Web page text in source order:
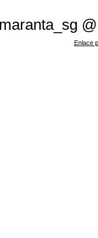
@
Enlace